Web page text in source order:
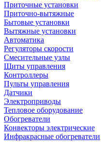
Приточные установки
Приточно-вытяжные
Бытовые установки
Вытяжные установки
Автоматика
Регуляторы скорости
Смесительные узлы
Щиты управления
Контроллеры
Пульты управления
Датчики
Электроприводы
Тепловое оборудование
Обогреватели
Конвекторы электрические
Инфракрасные обогреватели